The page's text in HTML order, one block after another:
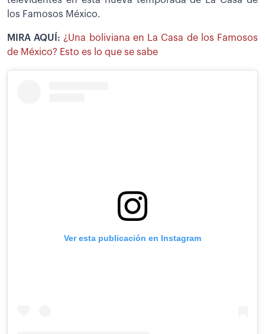
los Famosos México.
MIRA AQUÍ: ¿Una boliviana en La Casa de los Famosos
de México? Esto es lo que se sabe
Ver esta publicación en Instagram